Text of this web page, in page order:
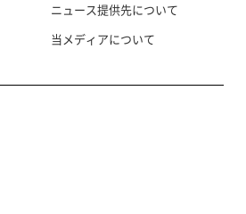
ニュース提供先について
当メディアについて